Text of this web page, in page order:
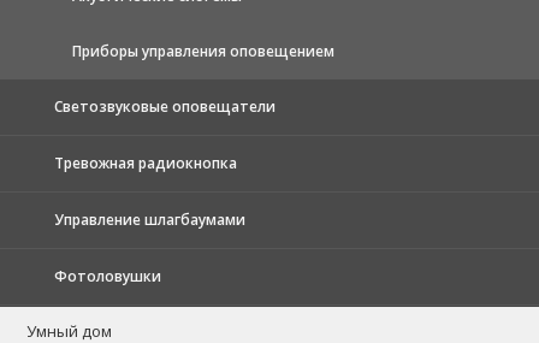
Приборы управления оповещением
Светозвуковые оповещатели
Тревожная радиокнопка
Управление шлагбаумами
Фотоловушки
Умный дом